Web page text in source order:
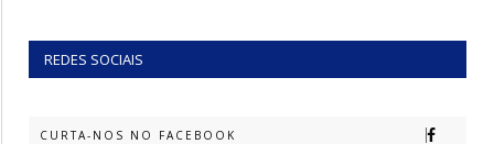
REDES SOCIAIS
CURTA-NOS NO FACEBOOK